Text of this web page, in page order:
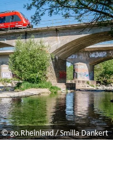
© go.Rheinland / Smilla Dankert